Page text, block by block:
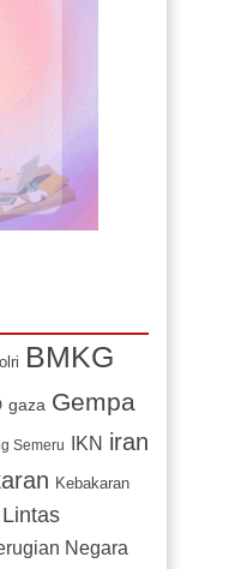
BMKG
gaza Gempa
Semeru IKN iran
Kebakaran
Negara